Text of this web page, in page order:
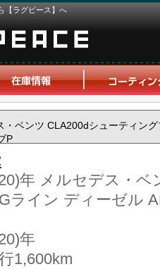
【ラグピース】へ
・ベンツ CLA200dシューティン
P
年 メルセデス・ベ
ライン ディーゼル
年
1,600km